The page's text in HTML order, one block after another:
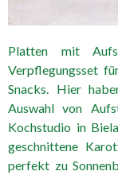
Platten mit
Verpflegungsset
Snacks. Hier
Auswahl von
Kochstudio in
geschnittene
perfekt zu